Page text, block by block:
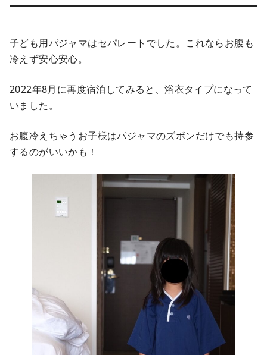
子ども用パジャマはセパレートでした。これならお腹も
冷えず安心安心。
2022年8月に再度宿泊してみると、浴衣タイプになって
いました。
お腹冷えちゃうお子様はパジャマのズボンだけでも持参
するのがいいかも！